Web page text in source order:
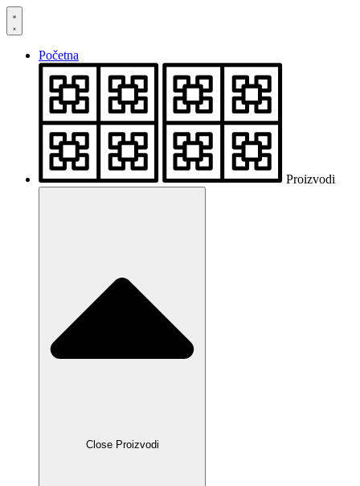
Skočite
na
Početna
Proizvodi
Close Proizvodi